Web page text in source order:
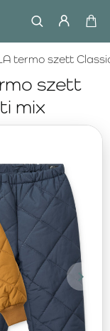
szett
mix
termo szett